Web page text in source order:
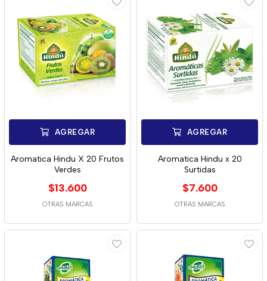
AGREGAR
Aromatica Hindu X 20 Frutos
Verdes
$13.600
OTRAS MARCAS
AGREGAR
Aromatica Hindu x 20
Surtidas
$7.600
OTRAS MARCAS